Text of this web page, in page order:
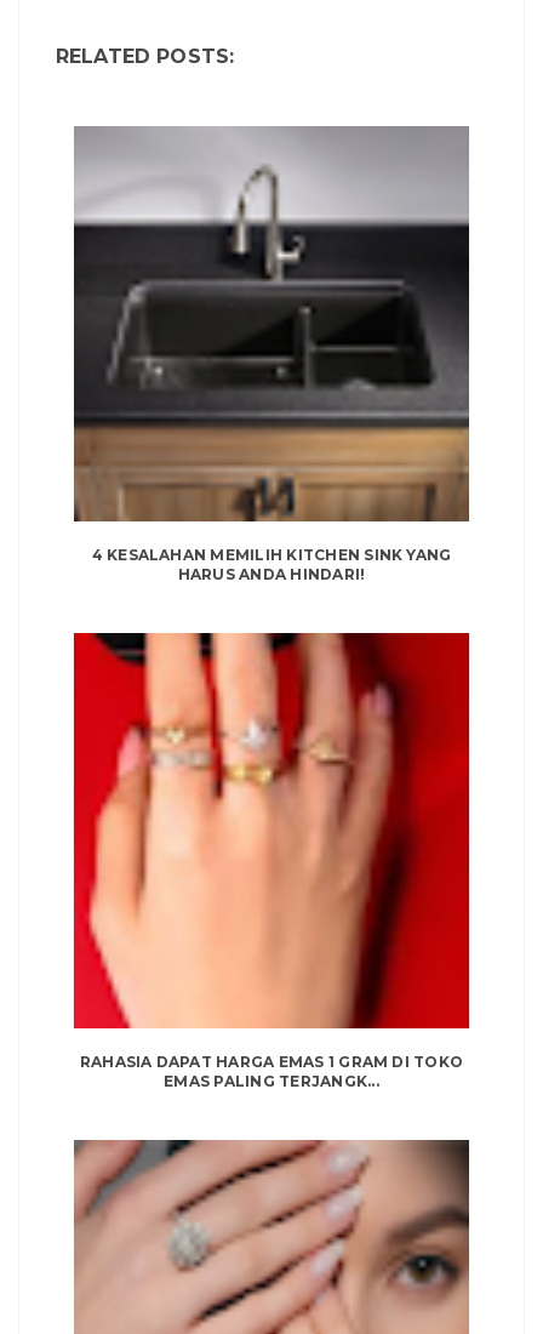
RELATED POSTS:
4 KESALAHAN MEMILIH KITCHEN SINK YANG
HARUS ANDA HINDARI!
RAHASIA DAPAT HARGA EMAS 1 GRAM DI TOKO
EMAS PALING TERJANGK...